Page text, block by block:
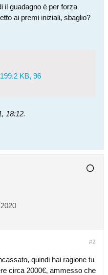
il guadagno è per forza
ai premi iniziali, sbaglio?
KB, 96
18:12.
#2
quindi hai ragione tu
circa 2000€, ammesso che